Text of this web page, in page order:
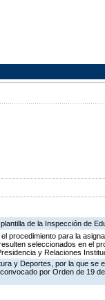
de la Inspección de
procedimiento para la
seleccionados en el
y Relaciones
y Deportes, por la que se
por Orden de 19